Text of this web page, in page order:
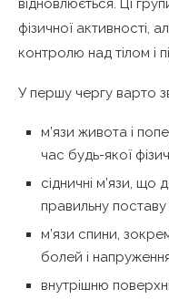
відновлюється. Ці
фізичної активності,
контролю над тілом і
У першу чергу варто
м’язи живота і
час будь-якої
сідничні м’язи, що
правильну поставу
м’язи спини,
болей і
внутрішню